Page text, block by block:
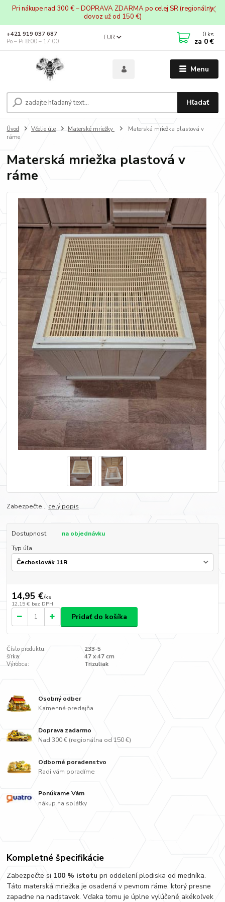
Pri nákupe nad 300 € – DOPRAVA ZDARMA po celej SR (regionálny
dovoz už od 150 €)
Menu
EUR
Hľadať
+421 919 037 687
Po – Pi 8:00 – 17:00
0 ks
za 0 €
Úvod Včelie úle Materské mriežky
Materská mriežka plastová v
ráme
Materská mriežka plastová v
ráme
Zabezpečte... celý popis
Dostupnosť
na objednávku
Typ úľa
14,95 €/ks
12,15 € bez DPH
Pridať do košíka
Číslo produktu:
233-5
šírka:
47 x 47 cm
Výrobca:
Trizuliak
Osobný odber
Kamenná predajňa
Doprava zadarmo
Nad 300 € (regionálna od 150 €)
Odborné poradenstvo
Radi vám poradíme
Ponúkame Vám
nákup na splátky
Kompletné špecifikácie
Zabezpečte si 100 % istotu pri oddelení plodiska od medníka.
Táto materská mriežka je osadená v pevnom ráme, ktorý presne
zapadne na nadstavok. Vďaka tomu je úplne vylúčené akékoľvek